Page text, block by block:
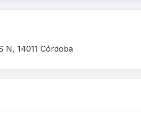
N, 14011 Córdoba